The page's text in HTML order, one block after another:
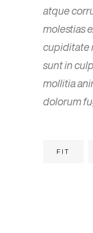
atque
molestias
cupiditate
sunt in
mollitia
dolorum
FIT